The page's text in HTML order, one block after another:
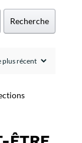
Recherche